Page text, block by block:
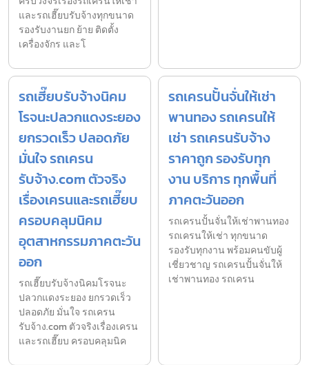
และรถเฮี๊ยบรับจ้างทุกขนาด
รองรับงานยก ย้าย ติดตั้ง
เครื่องจักร และโ
รถเฮี๊ยบรับจ้างนิคม
โรจนะปลวกแดงระยอง
ยกรวดเร็ว ปลอดภัย
มั่นใจ รถเครน
รับจ้าง.com ตัวจริง
เรื่องเครนและรถเฮี๊ยบ
ครอบคลุมนิคม
อุตสาหกรรมภาคตะวัน
ออก
รถเฮี๊ยบรับจ้างนิคมโรจนะ
ปลวกแดงระยอง ยกรวดเร็ว
ปลอดภัย มั่นใจ รถเครน
รับจ้าง.com ตัวจริงเรื่องเครน
และรถเฮี๊ยบ ครอบคลุมนิค
รถเครนปั้นจั่นให้เช่า
พานทอง รถเครนให้
เช่า รถเครนรับจ้าง
ราคาถูก รองรับทุก
งาน บริการ ทุกพื้นที่
ภาคตะวันออก
รถเครนปั้นจั่นให้เช่าพานทอง
รถเครนให้เช่า ทุกขนาด
รองรับทุกงาน พร้อมคนขับผู้
เชี่ยวชาญ รถเครนปั้นจั่นให้
เช่าพานทอง รถเครน